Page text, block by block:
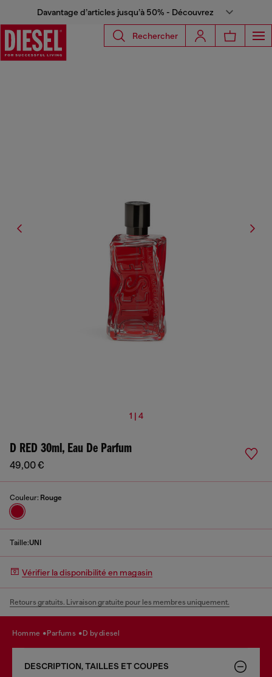
Davantage d’articles jusqu’à 50% - Découvrez
Rechercher
1 | 4
D RED 30ml, Eau De Parfum
49,00 €
Couleur: Rouge
Taille:UNI
Vérifier la disponibilité en magasin
Retours gratuits. Livraison gratuite pour les membres uniquement.
homme parfums d by diesel
DESCRIPTION, TAILLES ET COUPES